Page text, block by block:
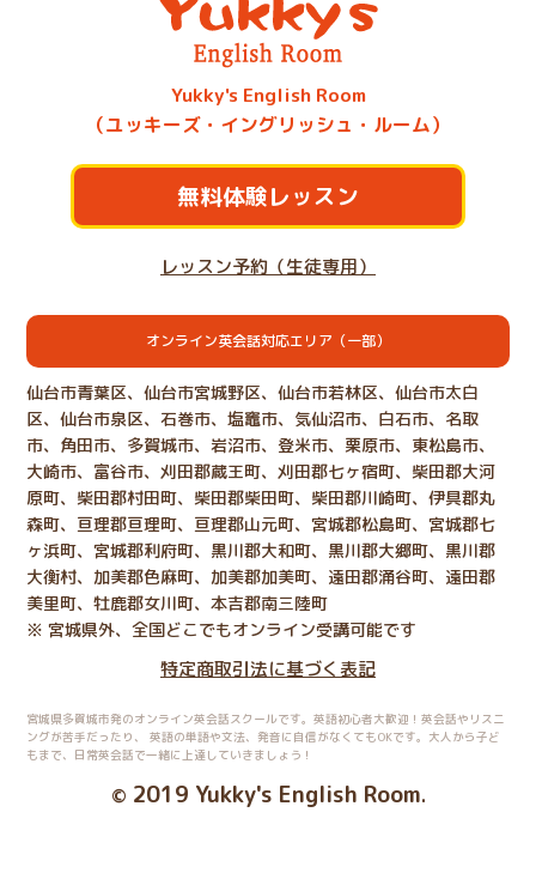
Yukky's English Room
（ユッキーズ・イングリッシュ・ルーム）
無料体験レッスン
レッスン予約（生徒専用）
オンライン英会話対応エリア（一部）
仙台市青葉区、仙台市宮城野区、仙台市若林区、仙台市太白
区、仙台市泉区、石巻市、塩竈市、気仙沼市、白石市、名取
市、角田市、多賀城市、岩沼市、登米市、栗原市、東松島市、
大崎市、富谷市、刈田郡蔵王町、刈田郡七ヶ宿町、柴田郡大河
原町、柴田郡村田町、柴田郡柴田町、柴田郡川崎町、伊具郡丸
森町、亘理郡亘理町、亘理郡山元町、宮城郡松島町、宮城郡七
ヶ浜町、宮城郡利府町、黒川郡大和町、黒川郡大郷町、黒川郡
大衡村、加美郡色麻町、加美郡加美町、遠田郡涌谷町、遠田郡
美里町、牡鹿郡女川町、本吉郡南三陸町
※ 宮城県外、全国どこでもオンライン受講可能です
特定商取引法に基づく表記
宮城県多賀城市発のオンライン英会話スクールです。英語初心者大歓迎！英会話やリスニ
ングが苦手だったり、
英語の単語や文法、発音に自信がなくてもOKです。大人から子ど
もまで、日常英会話で一緒に上達していきましょう！
© 2019 Yukky's English Room.